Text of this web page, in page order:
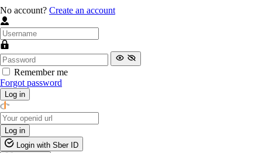
No account? Create an account
Remember me
Forgot password
Log in
Log in
Login with Sber ID